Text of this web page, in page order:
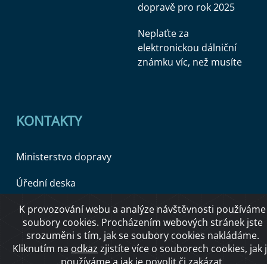
dopravě pro rok 2025
Neplaťte za
elektronickou dálniční
známku víc, než musíte
KONTAKTY
Ministerstvo dopravy
Úřední deska
Copyright © 2026 Ministerstvo dopravy ČR
K provozování webu a analýze návštěvnosti používáme
soubory cookies. Procházením webových stránek jste
srozuměni s tím, jak se soubory cookies nakládáme.
Kliknutím na odkaz zjistíte více o souborech cookies, jak
používáme a jak je povolit či zakázat.